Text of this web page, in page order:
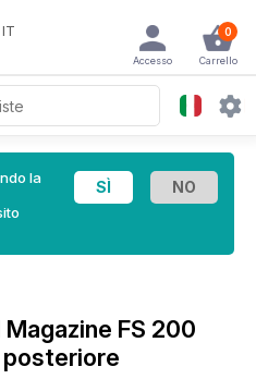
IT 0
Carrello
Accesso
la
FS 200
posteriore